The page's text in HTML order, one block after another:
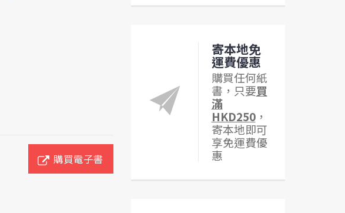
購買電子書
寄本地免
運費優惠
購買任何紙
書，只要買
滿
HKD250，
寄本地即可
享免運費優
惠